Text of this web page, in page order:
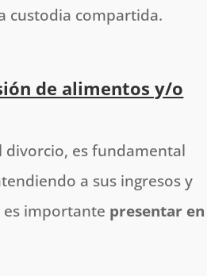
custodia compartida.
de alimentos y/o
divorcio, es fundamental
a sus ingresos y
es importante presentar